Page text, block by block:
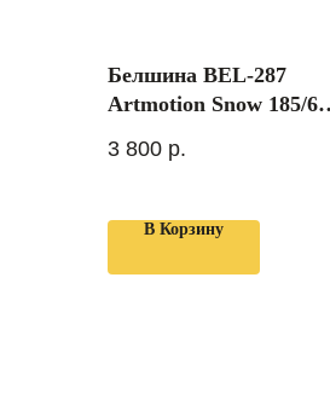
Белшина BEL-287
Artmotion Snow 185/65
3 800 р.
В Корзину